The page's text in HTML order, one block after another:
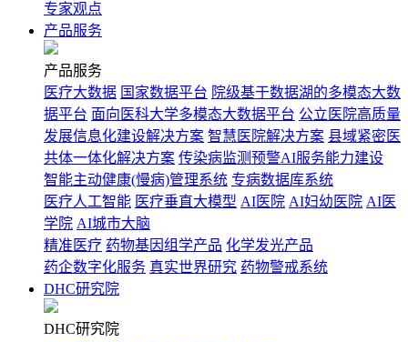
专家观点
产品服务
产品服务
医疗大数据 国家数据平台 院级基于数据湖的多模态大数
据平台 面向医科大学多模态大数据平台 公立医院高质量
发展信息化建设解决方案 智慧医院解决方案 县域紧密医
共体一体化解决方案 传染病监测预警AI服务能力建设
智能主动健康(慢病)管理系统 专病数据库系统
医疗人工智能 医疗垂直大模型 AI医院 AI妇幼医院 AI医
学院 AI城市大脑
精准医疗 药物基因组学产品 化学发光产品
药企数字化服务 真实世界研究 药物警戒系统
DHC研究院
DHC研究院